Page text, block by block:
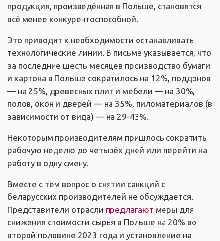
продукция, произведённая в Польше, становятся
всё менее конкурентоспособной.
Это приводит к необходимости останавливать
технологические линии. В письме указывается, что
за последние шесть месяцев производство бумаги
и картона в Польше сократилось на 12%, поддонов
— на 25%, древесных плит и мебели — на 30%,
полов, окон и дверей — на 35%, пиломатериалов (в
зависимости от вида) — на 29-43%.
Некоторым производителям пришлось сократить
рабочую неделю до четырёх дней или перейти на
работу в одну смену.
Вместе с тем вопрос о снятии санкций с
беларусских производителей не обсуждается.
Представители отрасли предлагают меры для
снижения стоимости сырья в Польше на 20% во
второй половине 2023 года и установление на